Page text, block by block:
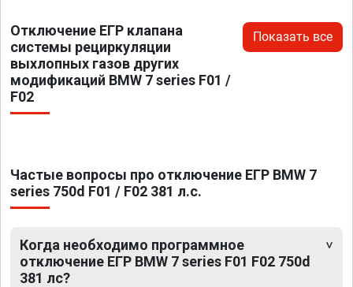
Отключение ЕГР клапана
системы рециркуляции
выхлопных газов других
модификаций BMW 7 series F01 /
F02
Показать все
Частые вопросы про отключение ЕГР BMW 7
series 750d F01 / F02 381 л.с.
Когда необходимо программное
отключение ЕГР BMW 7 series F01 F02 750d
381 лс?